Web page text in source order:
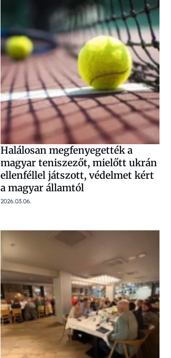
Halálosan megfenyegették a
magyar teniszezőt, mielőtt ukrán
ellenféllel játszott, védelmet kért
a magyar államtól
2026.03.06.